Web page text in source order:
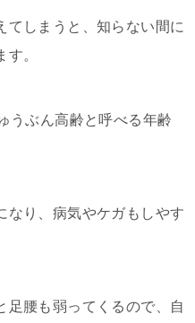
てしまうと、知らない間に
。
うぶん高齢と呼べる年齢
なり、病気やケガもしやす
足腰も弱ってくるので、自